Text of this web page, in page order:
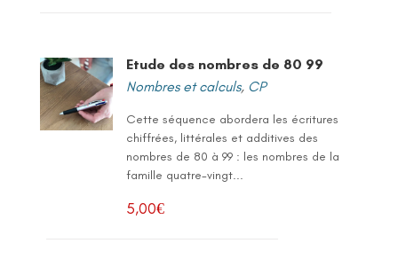
Etude des nombres de 80 99
Nombres et calculs, CP
Cette séquence abordera les écritures
chiffrées, littérales et additives des
nombres de 80 à 99 : les nombres de la
famille quatre-vingt...
5,00€